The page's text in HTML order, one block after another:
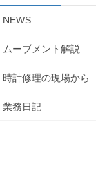
NEWS
ムーブメント解説
時計修理の現場から
業務日記